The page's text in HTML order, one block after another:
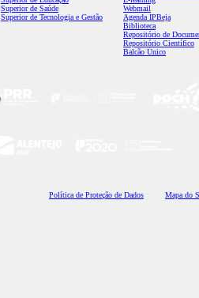
Superior de Saúde
Superior de Tecnologia e Gestão
Webmail
Agenda IPBeja
Biblioteca
Repositório de
Repositório Científico
Balcão Único
Política de Proteção de Dados Mapa do